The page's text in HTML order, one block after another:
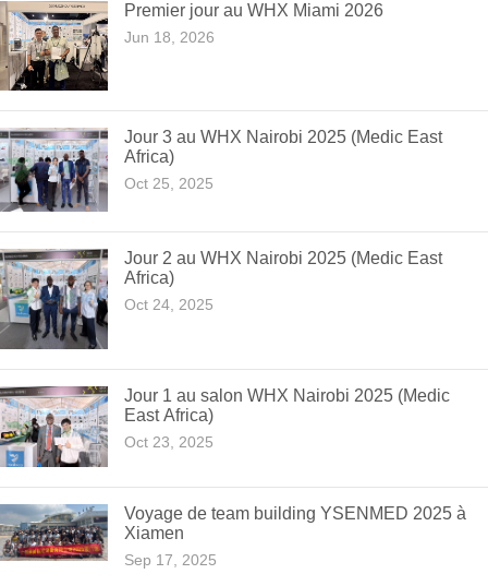
Premier jour au WHX Miami 2026
Jun 18, 2026
Jour 3 au WHX Nairobi 2025 (Medic East
Africa)
Oct 25, 2025
Jour 2 au WHX Nairobi 2025 (Medic East
Africa)
Oct 24, 2025
Jour 1 au salon WHX Nairobi 2025 (Medic
East Africa)
Oct 23, 2025
Voyage de team building YSENMED 2025 à
Xiamen
Sep 17, 2025